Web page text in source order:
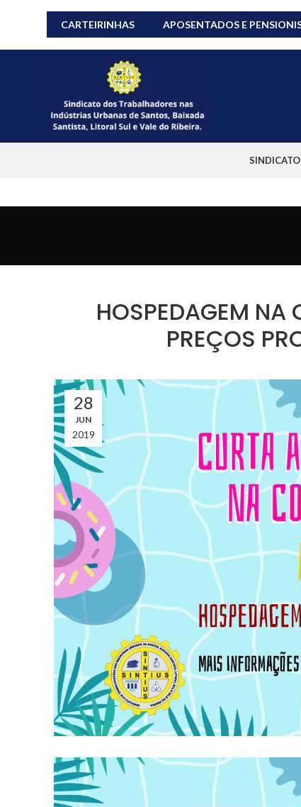
CARTEIRINHAS APOSENTADOS E
SINDICATO
HOSPEDAGEM NA
PREÇOS
28
JUN
2019